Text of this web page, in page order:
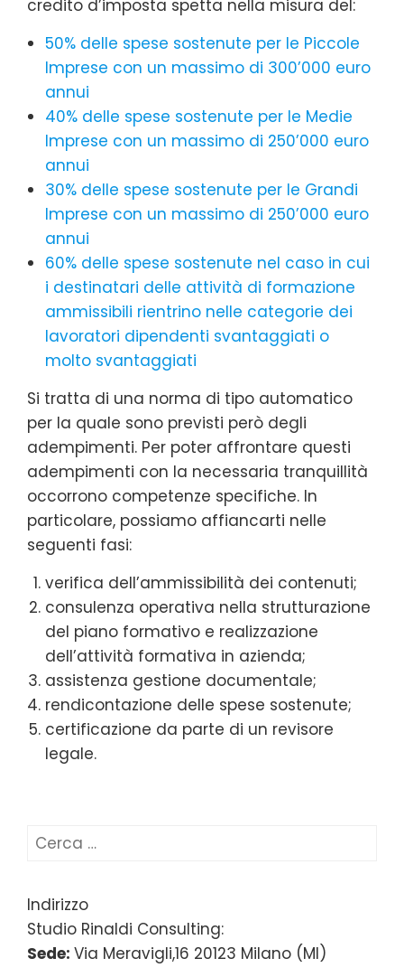
credito d’imposta spetta nella misura del:
50% delle spese sostenute per le Piccole
Imprese con un massimo di 300’000 euro
annui
40% delle spese sostenute per le Medie
Imprese con un massimo di 250’000 euro
annui
30% delle spese sostenute per le Grandi
Imprese con un massimo di 250’000 euro
annui
60% delle spese sostenute nel caso in cui
i destinatari delle attività di formazione
ammissibili rientrino nelle categorie dei
lavoratori dipendenti svantaggiati o
molto svantaggiati
Si tratta di una norma di tipo automatico
per la quale sono previsti però degli
adempimenti. Per poter affrontare questi
adempimenti con la necessaria tranquillità
occorrono competenze specifiche. In
particolare, possiamo affiancarti nelle
seguenti fasi:
verifica dell’ammissibilità dei contenuti;
consulenza operativa nella strutturazione
del piano formativo e realizzazione
dell’attività formativa in azienda;
assistenza gestione documentale;
rendicontazione delle spese sostenute;
certificazione da parte di un revisore
legale.
Ricerca
Indirizzo
Studio Rinaldi Consulting:
Sede: Via Meravigli,16 20123 Milano (MI)